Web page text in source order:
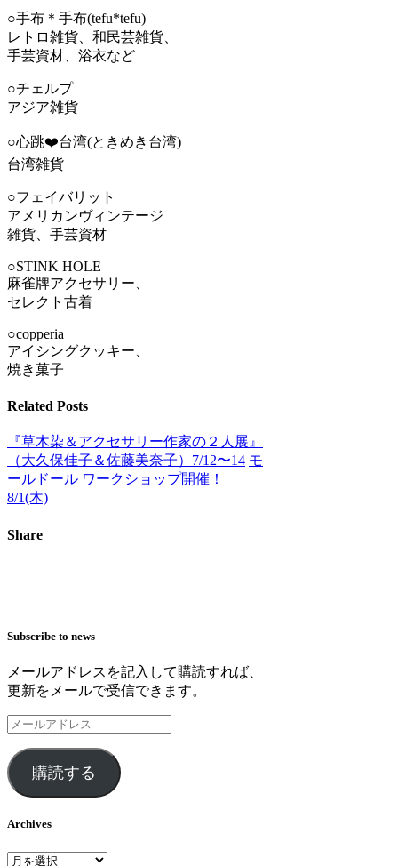
○手布＊手布(tefu*tefu)
レトロ雑貨、和民芸雑貨、
手芸資材、浴衣など
○チェルプ
アジア雑貨
○心跳❤️台湾(ときめき台湾)
台湾雑貨
○フェイバリット
アメリカンヴィンテージ
雑貨、手芸資材
○STINK HOLE
麻雀牌アクセサリー、
セレクト古着
○copperia
アイシングクッキー、
焼き菓子
Related Posts
『草木染＆アクセサリー作家の２人展』
（大久保佳子＆佐藤美奈子）7/12〜14 モ
ールドール ワークショップ開催！
8/1(木)
Share
Subscribe to news
メールアドレスを記入して購読すれば、
更新をメールで受信できます。
メ
ル
ア
ド
購読する
Archives
Archives